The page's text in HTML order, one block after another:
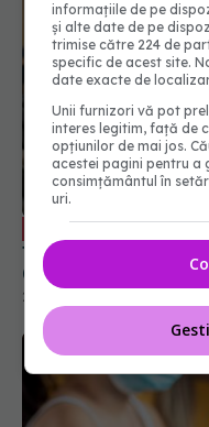
trebuie să te trimită
(SANADOR):
29 sep 2025, 14:24
informațiile de pe
și alte date de pe
trimise către 224 de
specific de acest site.
date exacte de
Unii furnizori vă pot
interes legitim, față de
opțiunilor de mai jos.
acestei pagini pentru a
consimțământul în
uri.